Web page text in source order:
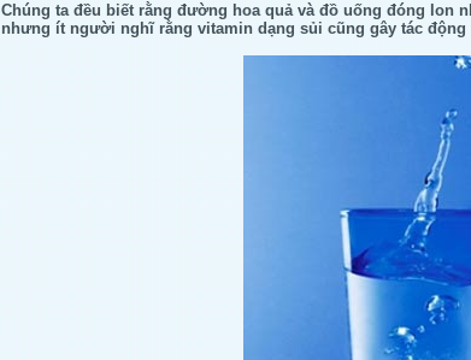
Chúng ta đều biết rằng đường hoa quả và đồ uống đóng lon
nhưng ít người nghĩ rằng vitamin dạng sủi cũng gây tác